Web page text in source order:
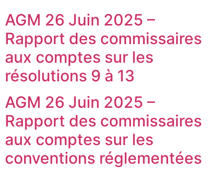
AGM 26 Juin 2025 –
Rapport des commissaires
aux comptes sur les
résolutions 9 à 13
AGM 26 Juin 2025 –
Rapport des commissaires
aux comptes sur les
conventions réglementées